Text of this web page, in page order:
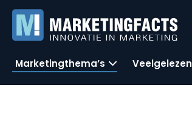
Marketingthema’s Veelgelezen